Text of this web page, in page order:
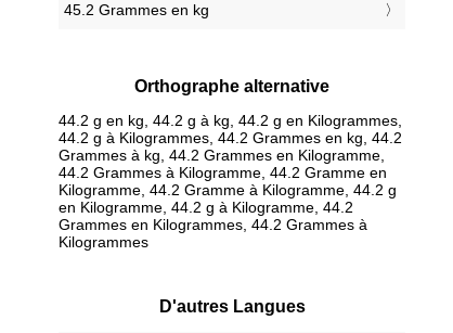
45.2 Grammes en kg
Orthographe alternative
44.2 g en kg, 44.2 g à kg, 44.2 g en Kilogrammes,
44.2 g à Kilogrammes, 44.2 Grammes en kg, 44.2
Grammes à kg, 44.2 Grammes en Kilogramme,
44.2 Grammes à Kilogramme, 44.2 Gramme en
Kilogramme, 44.2 Gramme à Kilogramme, 44.2 g
en Kilogramme, 44.2 g à Kilogramme, 44.2
Grammes en Kilogrammes, 44.2 Grammes à
Kilogrammes
D'autres Langues